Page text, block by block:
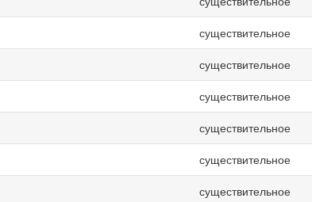
существительное
существительное
существительное
существительное
существительное
существительное